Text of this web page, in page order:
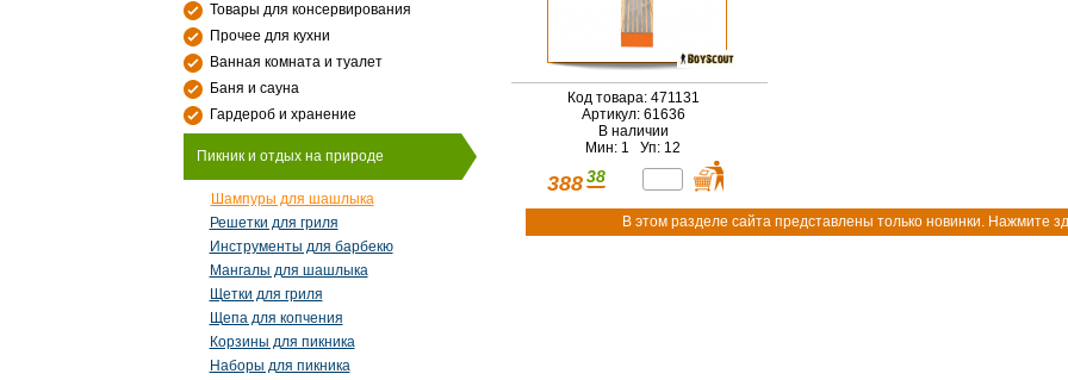
Товары для консервирования
Прочее для кухни
Ванная комната и туалет
Баня и сауна
Гардероб и хранение
Пикник и отдых на природе
Шампуры для шашлыка
Решетки для гриля
Инструменты для барбекю
Мангалы для шашлыка
Щетки для гриля
Щепа для копчения
Корзины для пикника
Наборы для пикника
Код товара: 471131
Артикул: 61636
В наличии
Мин: 1 Уп: 12
388 38
В этом разделе сайта представлены только новинки. Нажмите